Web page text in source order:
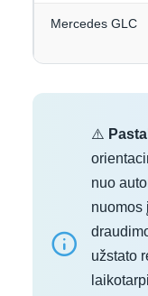
Mercedes GLC
⚠️
nuo
nuomos
užstato